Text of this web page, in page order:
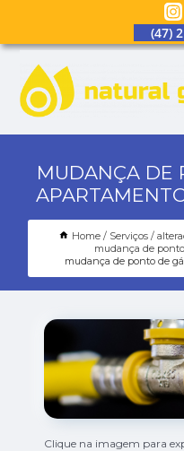
(47)
MUDANÇA DE
Home Serviços
mudança de
mudança de ponto de
Clique na imagem para